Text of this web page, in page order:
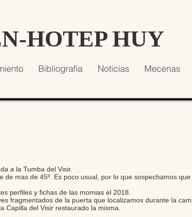
HOTEP HUY
Bibliografia Noticias Mecenas
a la Tumba del Visir.
mas de 45º. Es poco usual, por lo que sospechamos
perfiles y fichas de las momias el 2018.
fragmentados de la puerta que localizamos durante la
Capilla del Visir restaurado la misma.